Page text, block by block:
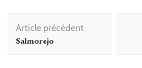
Navigation
d'article
Article précédent
Salmorejo